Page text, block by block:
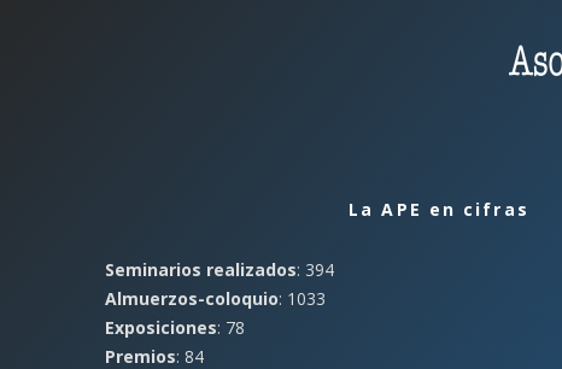
La APE en cifras
Seminarios realizados: 394
Almuerzos-coloquio: 1033
Exposiciones: 78
Premios: 84